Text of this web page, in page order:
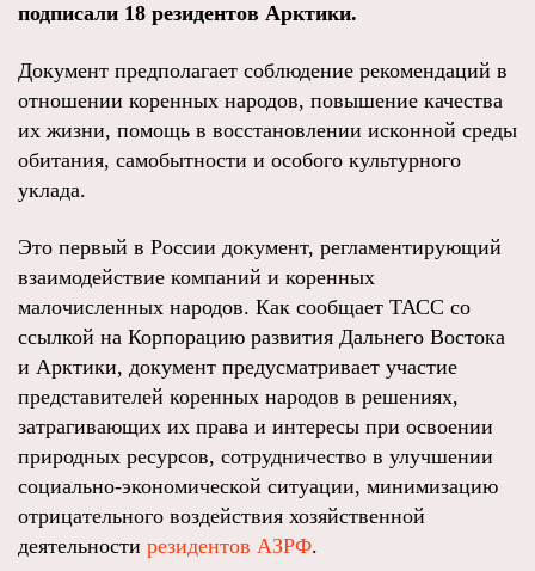
подписали 18 резидентов Арктики.
Документ предполагает соблюдение рекомендаций в
отношении коренных народов, повышение качества
их жизни, помощь в восстановлении исконной среды
обитания, самобытности и особого культурного
уклада.
Это первый в России документ, регламентирующий
взаимодействие компаний и коренных
малочисленных народов. Как сообщает ТАСС со
ссылкой на Корпорацию развития Дальнего Востока
и Арктики, документ предусматривает участие
представителей коренных народов в решениях,
затрагивающих их права и интересы при освоении
природных ресурсов, сотрудничество в улучшении
социально-экономической ситуации, минимизацию
отрицательного воздействия хозяйственной
деятельности резидентов АЗРФ.